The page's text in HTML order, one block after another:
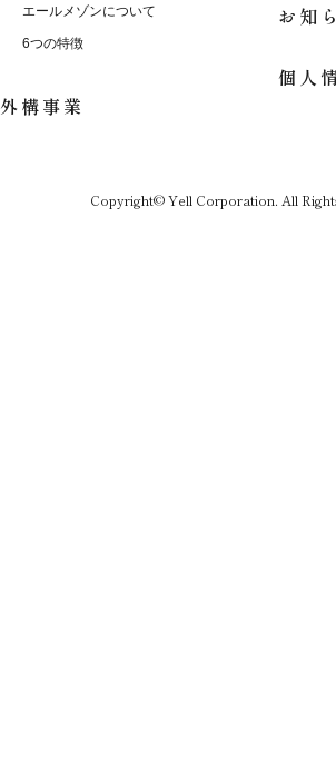
エールメゾンについて
6つの特徴
外構事業
お知
個人
Copyright© Yell Corporation. All